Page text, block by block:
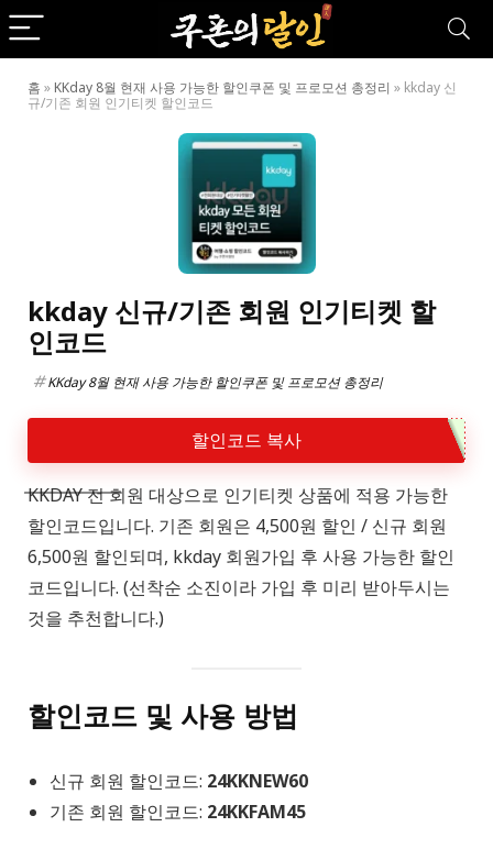
홈 » KKday 8월 현재 사용 가능한 할인쿠폰 및 프로모션 총정리 » kkday 신
규/기존 회원 인기티켓 할인코드
kkday 신규/기존 회원 인기티켓 할
인코드
KKday 8월 현재 사용 가능한 할인쿠폰 및 프로모션 총정리
할인코드 복사
KKDAY 전 회원 대상으로 인기티켓 상품에 적용 가능한
할인코드입니다. 기존 회원은 4,500원 할인 / 신규 회원
6,500원 할인되며, kkday 회원가입 후 사용 가능한 할인
코드입니다. (선착순 소진이라 가입 후 미리 받아두시는
것을 추천합니다.)
할인코드 및 사용 방법
신규 회원 할인코드: 24KKNEW60
기존 회원 할인코드: 24KKFAM45